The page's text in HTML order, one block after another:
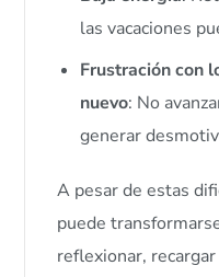
las vacaciones
Frustración con
nuevo: No
generar
A pesar de estas
puede
reflexionar,